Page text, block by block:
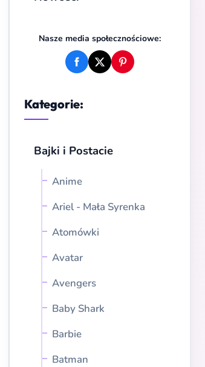
Nasze media społecznościowe:
Kategorie:
Bajki i Postacie
Anime
Ariel - Mała Syrenka
Atomówki
Avatar
Avengers
Baby Shark
Barbie
Batman